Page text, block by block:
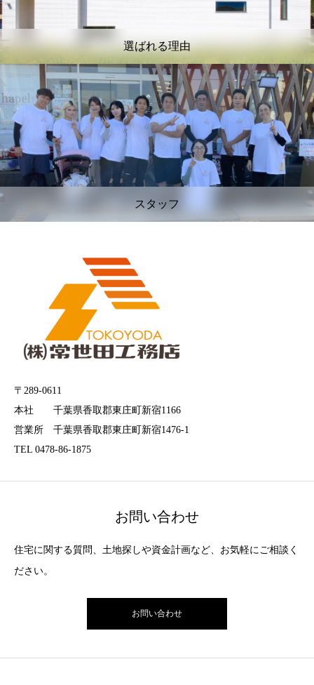
選ばれる理由
スタッフ
〒289-0611
本社 千葉県香取郡東庄町新宿1166
営業所 千葉県香取郡東庄町新宿1476-1
TEL 0478-86-1875
お問い合わせ
住宅に関する質問、土地探しや資金計画など、お気軽にご相談く
ださい。
お問い合わせ